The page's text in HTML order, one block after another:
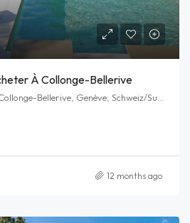
À Collonge-Bellerive
12 months ago